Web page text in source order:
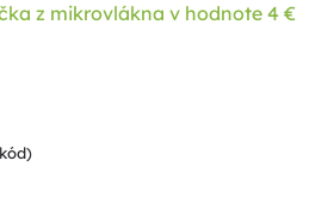
z mikrovlákna v hodnote 4 €